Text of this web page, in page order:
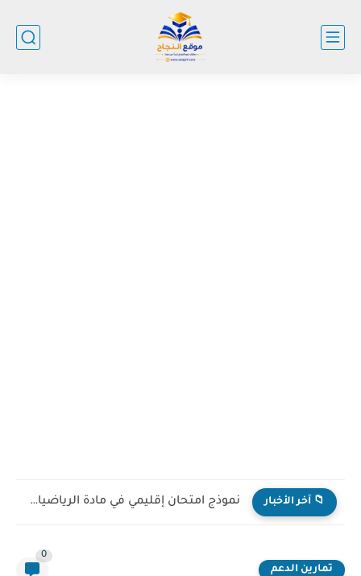
📁 آخر الأخبار نموذج امتحان إقليمي في مادة الرياضيات للمستوى السادس ابتدائي...
تمارين الدعم
0